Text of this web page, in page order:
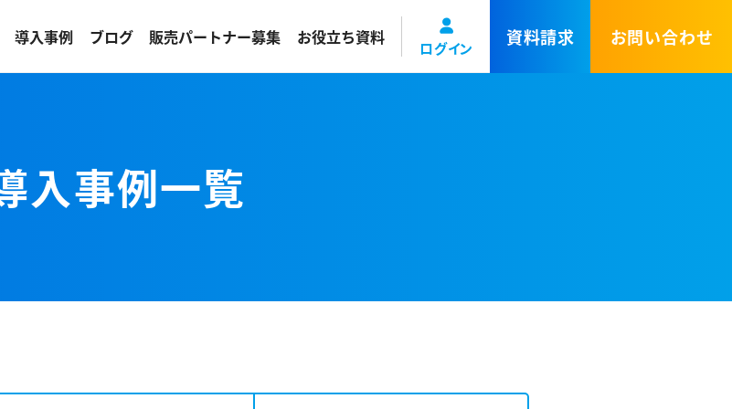
導入事例 ブログ 販売パートナー募集 お役立ち資料
ログイン 資料請求 お問い合わせ
入事例一覧